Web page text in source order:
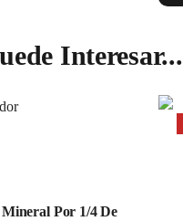
Interesar...
Por 1/4 De